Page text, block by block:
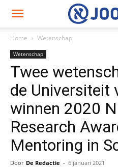
Home Wetenschap
Wetenschap
Twee
de Universiteit
winnen 2020
Research
Mentoring in
Door De Redactie - 6 januari 2021